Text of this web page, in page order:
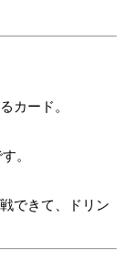
カード。
。
できて、ドリン